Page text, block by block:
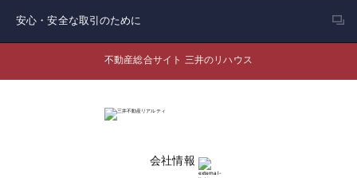
安心・安全な取引のために
不動産総合サイト 三井のリハウス
会社情報